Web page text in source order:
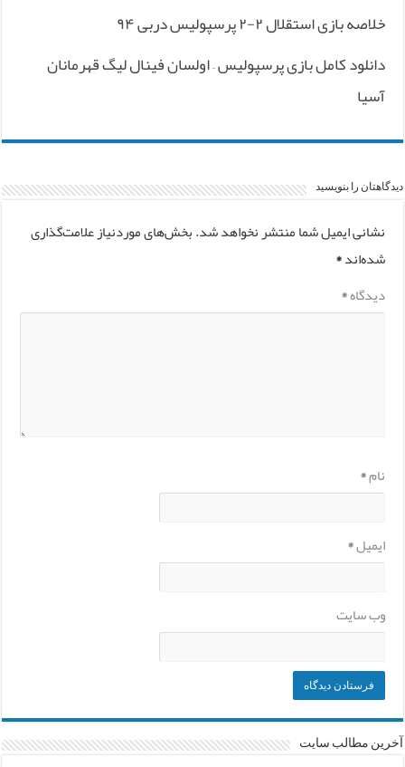
خلاصه بازی استقلال ۲-۲ پرسپولیس دربی ۹۴
دانلود کامل بازی پرسپولیس – اولسان فینال لیگ قهرمانان
آسیا
دیدگاهتان را بنویسید
نشانی ایمیل شما منتشر نخواهد شد.بخش‌های موردنیاز علامت‌گذاری
شده‌اند*
دیدگاه*
نام*
ایمیل*
وب‌ سایت
آخرین مطالب سایت